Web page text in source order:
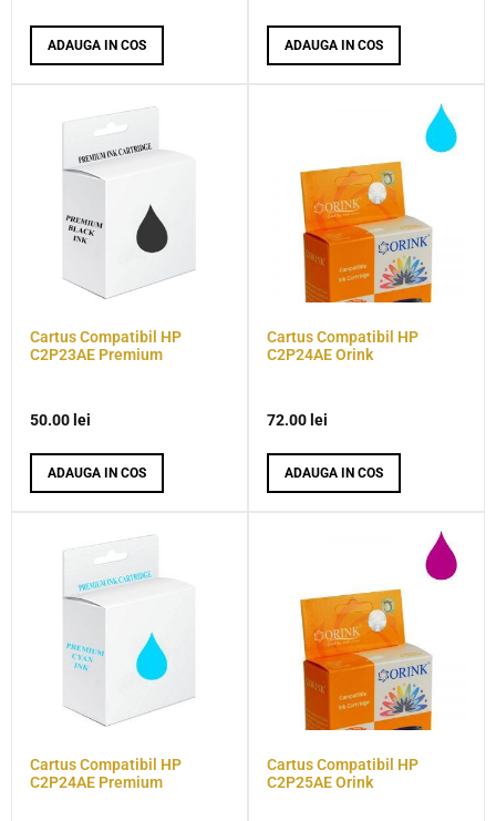
ADAUGA IN COS ADAUGA IN COS
Cartus Compatibil HP
C2P23AE Premium
50.00 lei
ADAUGA IN COS
Cartus Compatibil HP
C2P24AE Orink
72.00 lei
ADAUGA IN COS
Cartus Compatibil HP
C2P24AE Premium
Cartus Compatibil HP
C2P25AE Orink